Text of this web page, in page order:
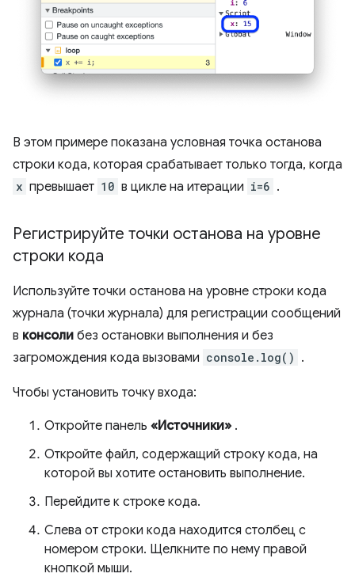
В этом примере показана условная точка останова
строки кода, которая срабатывает только тогда, когда
x превышает 10 в цикле на итерации i=6 .
Регистрируйте точки останова на уровне
строки кода
Используйте точки останова на уровне строки кода
журнала (точки журнала) для регистрации сообщений
в консоли без остановки выполнения и без
загромождения кода вызовами console.log() .
Чтобы установить точку входа:
Откройте панель «Источники» .
Откройте файл, содержащий строку кода, на
которой вы хотите остановить выполнение.
Перейдите к строке кода.
Слева от строки кода находится столбец с
номером строки. Щелкните по нему правой
кнопкой мыши.